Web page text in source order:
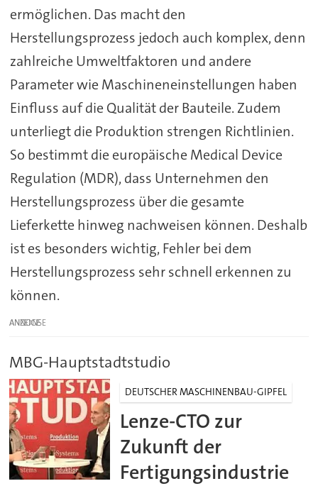
ermöglichen. Das macht den
Herstellungsprozess jedoch auch komplex, denn
zahlreiche Umweltfaktoren und andere
Parameter wie Maschineneinstellungen haben
Einfluss auf die Qualität der Bauteile. Zudem
unterliegt die Produktion strengen Richtlinien.
So bestimmt die europäische Medical Device
Regulation (MDR), dass Unternehmen den
Herstellungsprozess über die gesamte
Lieferkette hinweg nachweisen können. Deshalb
ist es besonders wichtig, Fehler bei dem
Herstellungsprozess sehr schnell erkennen zu
können.
ANZEIGE
MBG-Hauptstadtstudio
DEUTSCHER MASCHINENBAU-GIPFEL
Lenze-CTO zur
Zukunft der
Fertigungsindustrie